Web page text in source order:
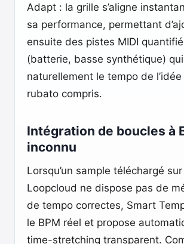
Adapt : la grille s’aligne
sa performance, permettant
ensuite des pistes MIDI
(batterie, basse synthétique)
naturellement le tempo de
rubato compris.
Intégration de boucles à
inconnu
Lorsqu’un sample téléchargé
Loopcloud ne dispose pas de
de tempo correctes, Smart
le BPM réel et propose
time-stretching transparent.